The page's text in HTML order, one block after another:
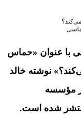
با عنوان «حماس
نوشته خالد
مؤسسه
شده است.